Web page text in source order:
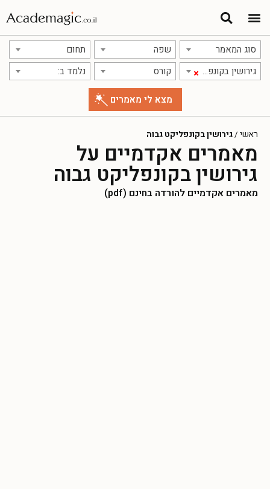
סוג המאמר שפה תחום
× גירושין בקונפליקט גבוה קורס נלמד ב:
ראשי /גירושין בקונפליקט גבוה
מאמרים אקדמיים על
גירושין בקונפליקט גבוה
מאמרים אקדמיים להורדה בחינם (pdf)